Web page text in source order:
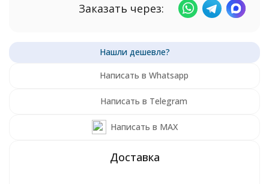
Заказать через:
Написать в Whatsapp
Написать в Telegram
Написать в MAX